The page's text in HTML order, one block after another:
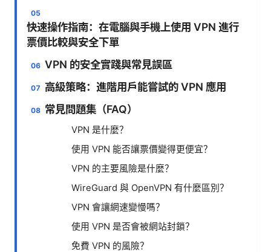
快速操作指南：在電腦與手機上使用 VPN 進行
票價比較與安全下單
VPN 的安全實踐與常見誤區
高級策略：進階用戶能嘗試的 VPN 應用
常見問題集（FAQ）
VPN 是什麼？
使用 VPN 能否讓票價變得更便宜？
VPN 的主要風險是什麼？
WireGuard 與 OpenVPN 有什麼區別？
VPN 會讓網速變慢嗎？
使用 VPN 是否會被網站封鎖？
免費 VPN 的風險？